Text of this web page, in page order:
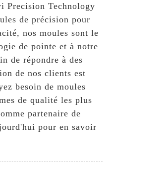
Precision Technology
de précision pour
nos moules sont le
de pointe et à notre
de répondre à des
de nos clients est
besoin de moules
de qualité les plus
partenaire de
pour en savoir